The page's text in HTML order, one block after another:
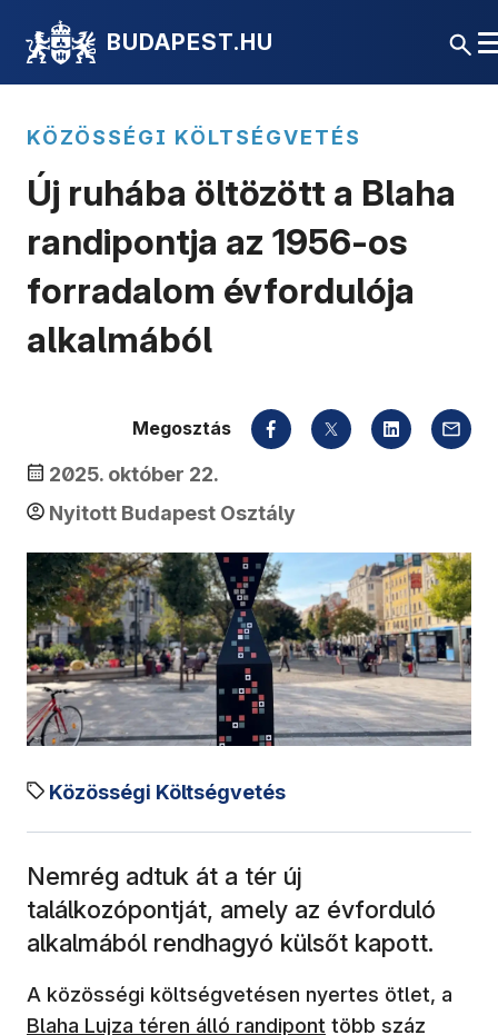
BUDAPEST.HU
KÖZÖSSÉGI KÖLTSÉGVETÉS
Új ruhába öltözött a Blaha
randipontja az 1956-os
forradalom évfordulója
alkalmából
2025. október 22.
Nyitott Budapest Osztály
Közösségi Költségvetés
Megosztás
Nemrég adtuk át a tér új
találkozópontját, amely az évforduló
alkalmából rendhagyó külsőt kapott.
A közösségi költségvetésen nyertes ötlet, a
Blaha Lujza téren álló randipont több száz